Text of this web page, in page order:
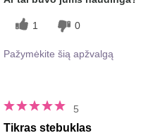
1 0
Pažymėkite šią apžvalgą
5
Tikras stebuklas